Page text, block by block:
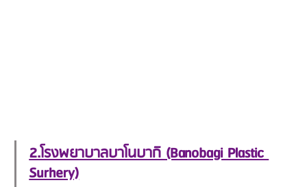
2.โรงพยาบาลบาโนบากิ (Banobagi Plastic
Surhery)